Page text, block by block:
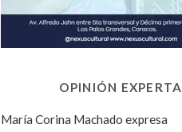
OPINIÓN EXPERTA
María Corina Machado expresa